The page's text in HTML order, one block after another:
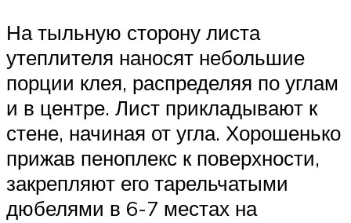
На тыльную сторону листа
утеплителя наносят небольшие
порции клея, распределяя по углам
и в центре. Лист прикладывают к
стене, начиная от угла. Хорошенько
прижав пеноплекс к поверхности,
закрепляют его тарельчатыми
дюбелями в 6-7 местах на